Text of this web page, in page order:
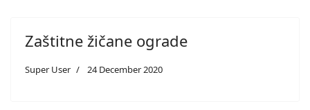
Zaštitne žičane ograde
Super User 24 December 2020